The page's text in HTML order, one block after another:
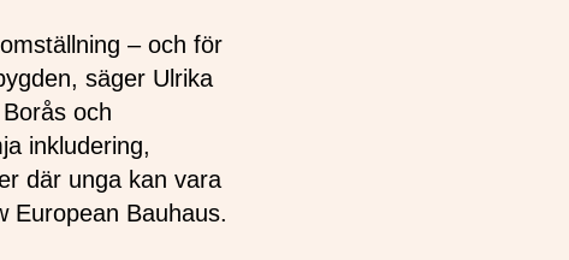
– och för
säger Ulrika
och
inkludering,
där unga kan vara
European Bauhaus.